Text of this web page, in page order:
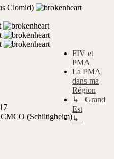
Clomid)
(Schiltigheim)
FIV et
PMA
La PMA
dans ma
Région
↳ Grand
Est
↳